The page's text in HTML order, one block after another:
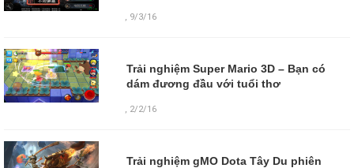
, 9/3/16
Trải nghiệm Super Mario 3D – Bạn có
dám đương đầu với tuổi thơ
2/2/16
Trải nghiệm gMO Dota Tây Du phiên